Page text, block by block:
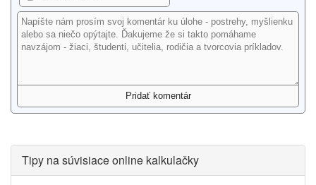
Tipy na súvisiace online kalkulačky